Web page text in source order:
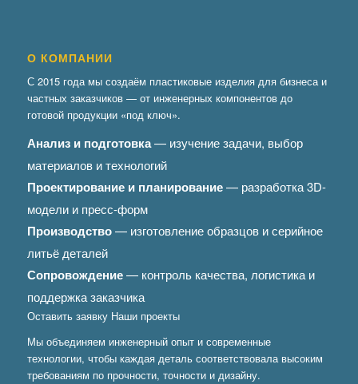
О КОМПАНИИ
С 2015 года мы создаём пластиковые изделия для бизнеса и
частных заказчиков — от инженерных компонентов до
готовой продукции «под ключ».
Анализ и подготовка— изучение задачи, выбор
материалов и технологий
Проектирование и планирование— разработка 3D-
модели и пресс-форм
Производство— изготовление образцов и серийное
литьё деталей
Сопровождение— контроль качества, логистика и
поддержка заказчика
Оставить заявку Наши проекты
Мы объединяем инженерный опыт и современные
технологии, чтобы каждая деталь соответствовала высоким
требованиям по прочности, точности и дизайну.